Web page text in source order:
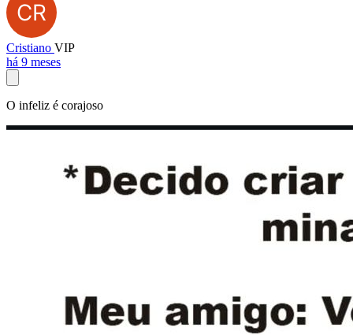
Cristiano VIP
há 9 meses
O infeliz é corajoso